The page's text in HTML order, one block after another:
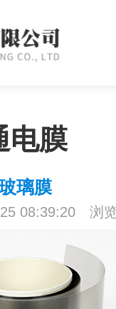
电膜
璃膜
08:39:20 浏